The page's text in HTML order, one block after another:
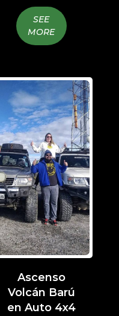
SEE
MORE
Ascenso
Volcán Barú
en Auto 4x4